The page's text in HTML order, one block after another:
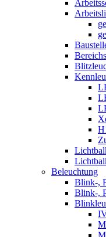
Beleuchtung
Blink-,
Blink-,